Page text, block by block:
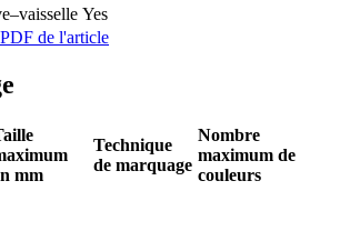
Yes
de l'article
mm
Technique
de marquage
Nombre
maximum de
couleurs